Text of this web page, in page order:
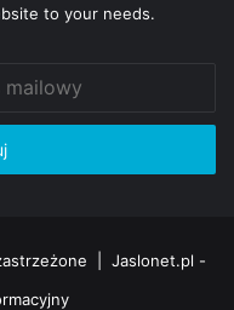
to your needs.
| Jaslonet.pl -